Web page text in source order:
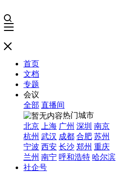
首页
文档
专题
会议
全部 直播间
热门城市
北京
上海 广州 深圳 南京
杭州 武汉 成都 合肥 苏州
宁波 西安 长沙 郑州 重庆
兰州 南宁 呼和浩特 哈尔滨
社企号